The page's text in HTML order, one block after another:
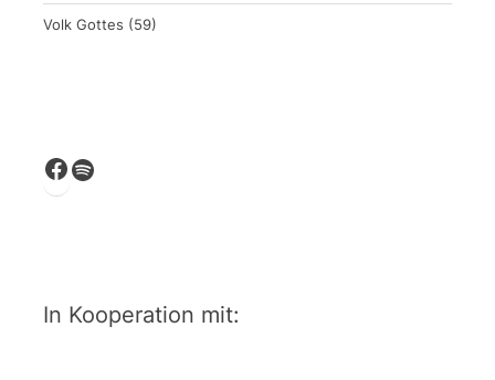
Volk Gottes (59)
Facebook
Spotify
In Kooperation mit: